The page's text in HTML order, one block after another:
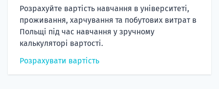
Розрахуйте вартість навчання в університеті,
проживання, харчування та побутових витрат в
Польщі під час навчання у зручному
калькуляторі вартості.
Розрахувати вартість